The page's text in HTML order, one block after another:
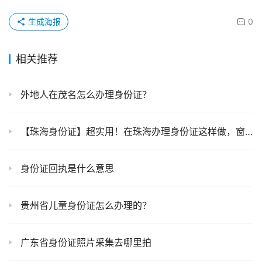
0
生成海报
相关推荐
外地人在茂名怎么办理身份证？
【珠海身份证】超实用！在珠海办理身份证这样做，窗口办理少排队半小时！提前预约攻略来了
身份证回执是什么意思
贵州省儿童身份证怎么办理的？
广东省身份证照片采集去哪里拍